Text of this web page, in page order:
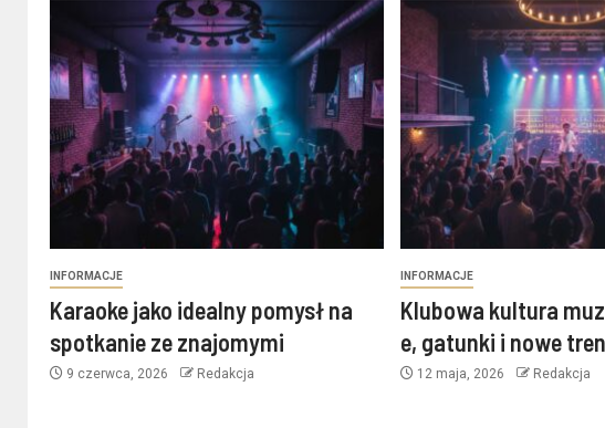
INFORMACJE
Karaoke jako idealny pomysł na
spotkanie ze znajomymi
9 czerwca, 2026 Redakcja
INFORMACJE
Klubowa kultura
e, gatunki i nowe
12 maja, 2026 Redakcja